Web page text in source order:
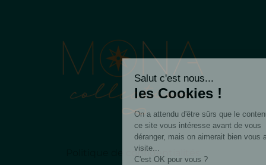
Salut c'est nous...
les Cookies !
On a attendu d'être sûrs que le contenu de
ce site vous intéresse avant de vous
déranger, mais on aimerait bien vous accompagner pendant votre
Politique de confidentialités